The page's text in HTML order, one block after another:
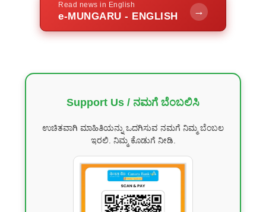
Read news in English
e-MUNGARU - ENGLISH →
Support Us / ನಮಗೆ ಬೆಂಬಲಿಸಿ
ಉಚಿತವಾಗಿ ಮಾಹಿತಿಯನ್ನು ಒದಗಿಸುವ ನಮಗೆ ನಿಮ್ಮ ಬೆಂಬಲ
ಇರಲಿ. ನಿಮ್ಮ ಕೊಡುಗೆ ನೀಡಿ.